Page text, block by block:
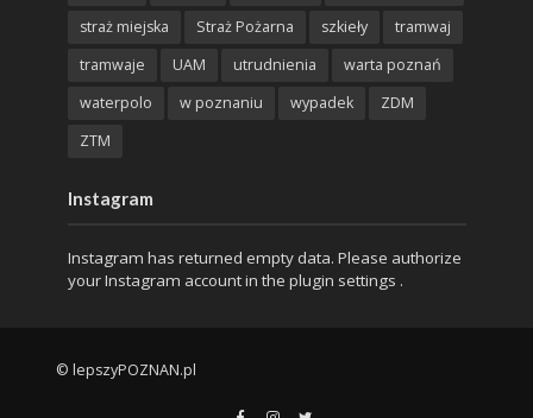
straż miejska
Straż Pożarna szkieły
tramwaj
tramwaje
UAM utrudnienia
warta poznań
waterpolo
w poznaniu wypadek
ZDM
ZTM
Instagram
Instagram has returned empty data. Please authorize
your Instagram account in the plugin settings .
© lepszyPOZNAN.pl